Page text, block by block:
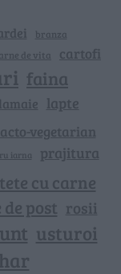
branza
de vita cartofi
faina
lamaie lapte
vegetarian
iarna prajitura
cu carne
de post rosii
unt usturoi